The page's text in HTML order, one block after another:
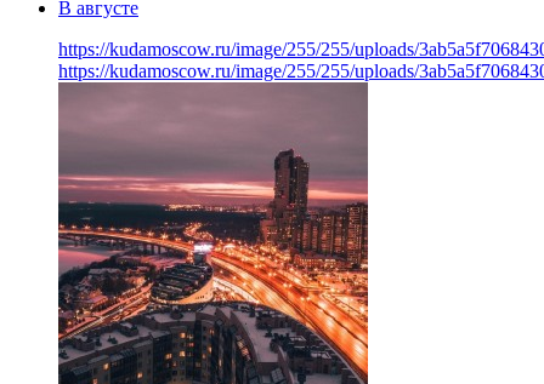
В августе
https://kudamoscow.ru/image/255/255/uploads/
https://kudamoscow.ru/image/255/255/uploads/